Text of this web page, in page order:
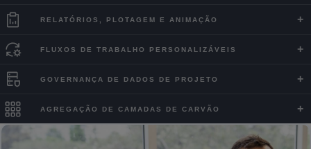
RELATÓRIOS, PLOTAGEM E ANIMAÇÃO
FLUXOS DE TRABALHO PERSONALIZÁVEIS
GOVERNANÇA DE DADOS DE PROJETO
AGREGAÇÃO DE CAMADAS DE CARVÃO